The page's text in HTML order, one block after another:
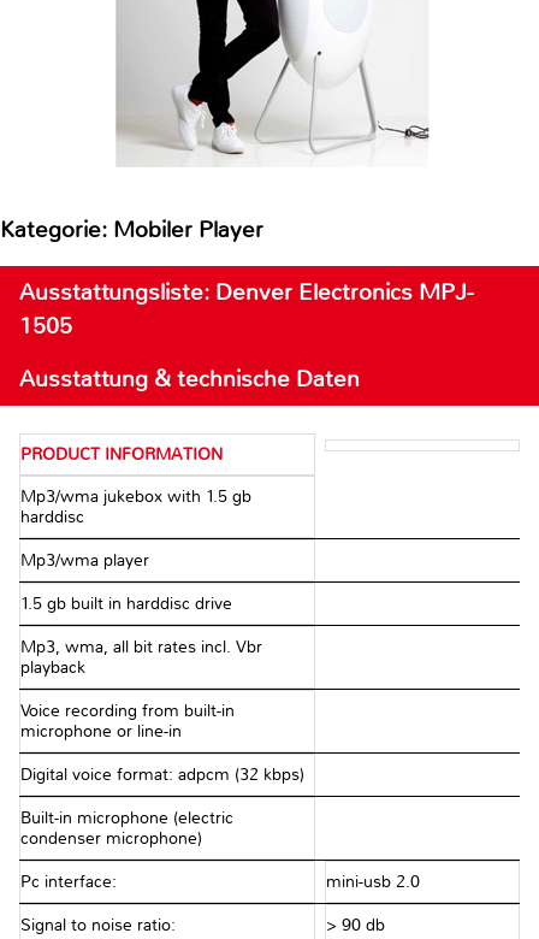
Kategorie: Mobiler Player
Ausstattungsliste: Denver Electronics MPJ-
1505
Ausstattung & technische Daten
PRODUCT INFORMATION
Mp3/wma jukebox with 1.5 gb
harddisc
Mp3/wma player
1.5 gb built in harddisc drive
Mp3, wma, all bit rates incl. Vbr
playback
Voice recording from built-in
microphone or line-in
Digital voice format: adpcm (32 kbps)
Built-in microphone (electric
condenser microphone)
Pc interface: mini-usb 2.0
Signal to noise ratio: > 90 db